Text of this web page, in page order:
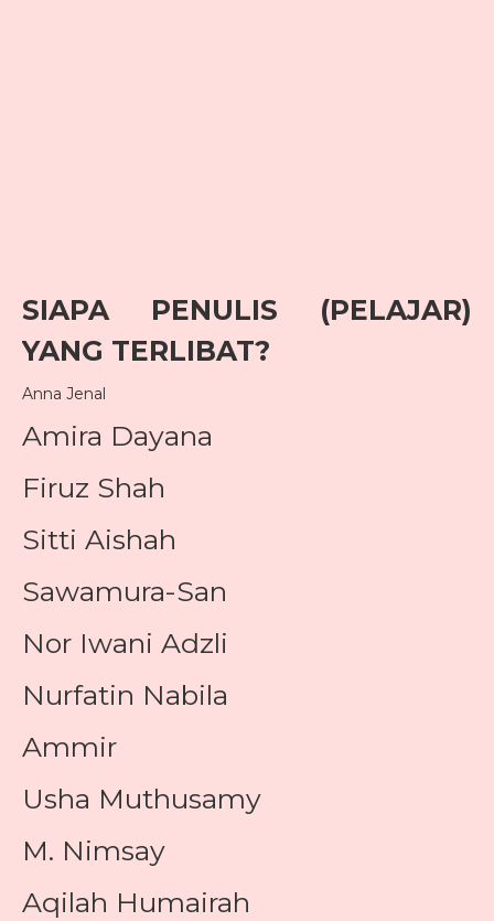
SIAPA PENULIS (PELAJAR)
YANG TERLIBAT?
Anna Jenal
Amira Dayana
Firuz Shah
Sitti Aishah
Sawamura-San
Nor Iwani Adzli
Nurfatin Nabila
Ammir
Usha Muthusamy
M. Nimsay
Aqilah Humairah